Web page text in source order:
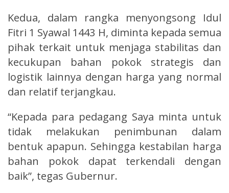
Kedua, dalam rangka menyongsong Idul
Fitri 1 Syawal 1443 H, diminta kepada semua
pihak terkait untuk menjaga stabilitas dan
kecukupan bahan pokok strategis dan
logistik lainnya dengan harga yang normal
dan relatif terjangkau.
“Kepada para pedagang Saya minta untuk
tidak melakukan penimbunan dalam
bentuk apapun. Sehingga kestabilan harga
bahan pokok dapat terkendali dengan
baik”, tegas Gubernur.